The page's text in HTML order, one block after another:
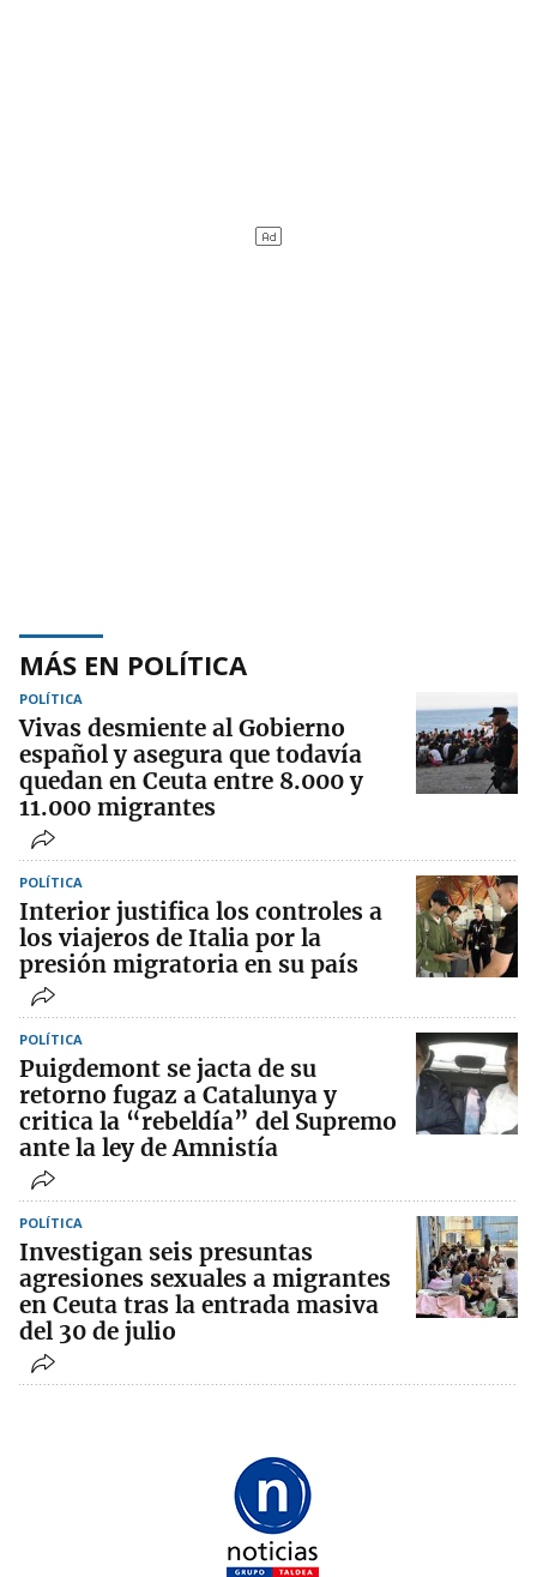
MÁS EN POLÍTICA
POLÍTICA
Vivas desmiente al Gobierno
español y asegura que todavía
quedan en Ceuta entre 8.000 y
11.000 migrantes
POLÍTICA
Interior justifica los controles a
los viajeros de Italia por la
presión migratoria en su país
POLÍTICA
Puigdemont se jacta de su
retorno fugaz a Catalunya y
critica la “rebeldía” del Supremo
ante la ley de Amnistía
POLÍTICA
Investigan seis presuntas
agresiones sexuales a migrantes
en Ceuta tras la entrada masiva
del 30 de julio